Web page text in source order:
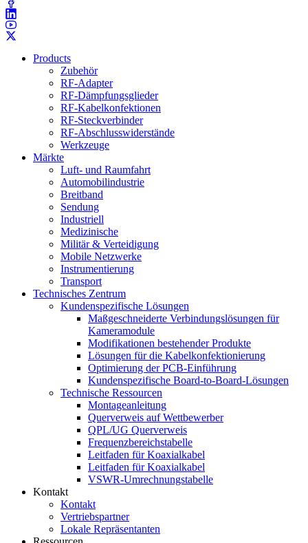
Products
Zubehör
RF-Adapter
RF-Dämpfungsglieder
RF-Kabelkonfektionen
RF-Steckverbinder
RF-Abschlusswiderstände
Werkzeuge
Märkte
Luft- und Raumfahrt
Automobilindustrie
Breitband
Sendung
Industriell
Medizinische
Militär & Verteidigung
Mobile Netzwerke
Instrumentierung
Transport
Technisches Zentrum
Kundenspezifische Lösungen
Maßgeschneiderte Verbindungslösungen für
Kameramodule
Modifikationen bestehender Produkte
Lösungen für die Kabelkonfektionierung
Optimierung der PCB-Einführung
Kundenspezifische Board-to-Board-Lösungen
Technische Ressourcen
Montageanleitung
Querverweis auf Wettbewerber
QPL/UG Querverweis
Frequenzbereichstabelle
Leitfaden für Koaxialkabel
Leitfaden für Koaxialkabel
VSWR-Umrechnungstabelle
Kontakt
Kontakt
Vertriebspartner
Lokale Repräsentanten